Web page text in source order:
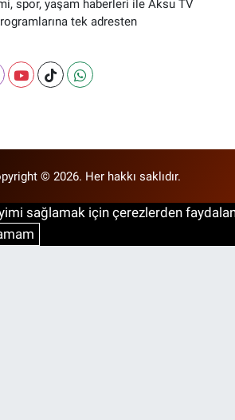
spor, yaşam haberleri ile Aksu TV
tek adresten
© 2026. Her hakkı saklıdır.
sağlamak için çerezlerden